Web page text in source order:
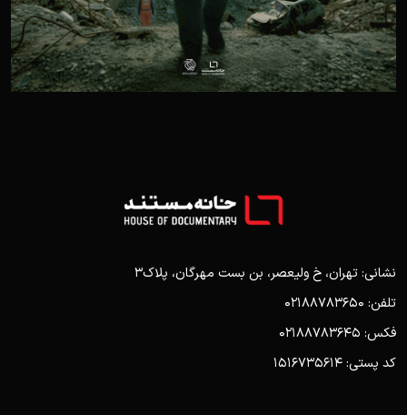
نشانی: تهران، خ ولیعصر، بن بست مهرگان، پلاک3
تلفن: 02188783650
فکس: 02188783645
کد پستی: 1516735614